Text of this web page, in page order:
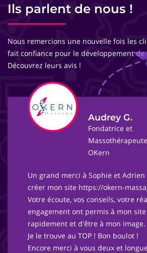
Ils parlent de nous !
Nous remercions une nouvelle fois les
fait confiance pour le développement
Découvrez leurs avis !
Audrey G.
Fondatrice et
OKern
Un grand merci à Sophie et
créer mon site https://okern-
Votre écoute, vos conseils, votre
engagement ont permis à mon
rapidement et d'être à mon image.
Je le trouve au TOP ! Bon boulot !
Encore merci à vous deux et